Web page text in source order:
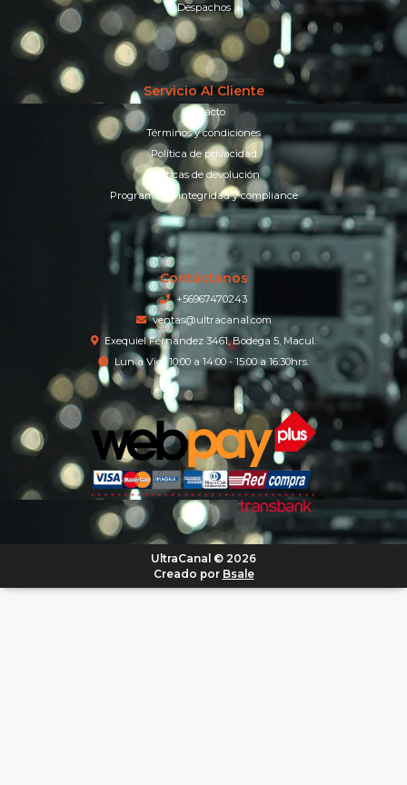
Despachos
Servicio Al Cliente
Contacto
Términos y condiciones
Política de privacidad
Políticas de devolución
Programa de integridad y compliance
Contáctanos
+56967470243
ventas@ultracanal.com
Exequiel Fernandez 3461, Bodega 5, Macul.
Lun a Vier 10:00 a 14:00 - 15:00 a 16:30hrs.
UltraCanal © 2026
Creado por Bsale